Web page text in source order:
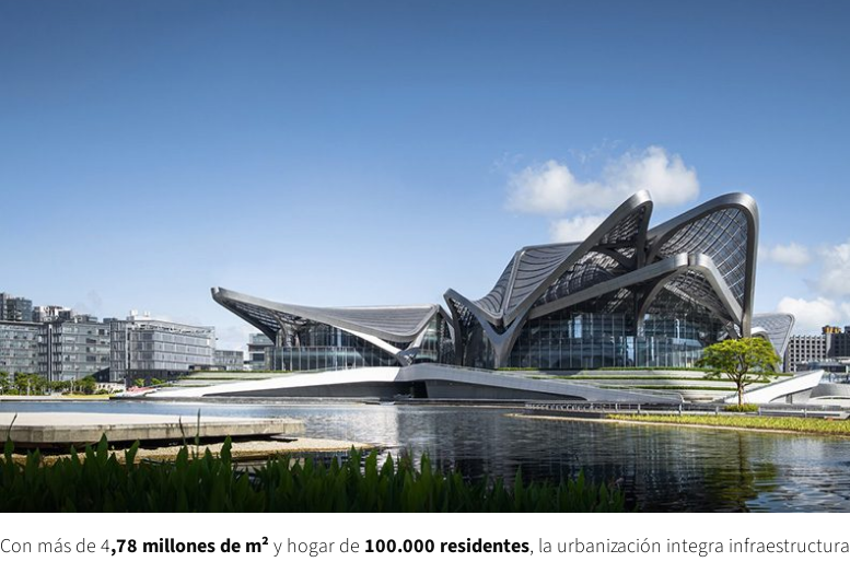
Con más de 4,78 millones de m² y hogar de 100.000 residentes, la urbanización integra infraestructura